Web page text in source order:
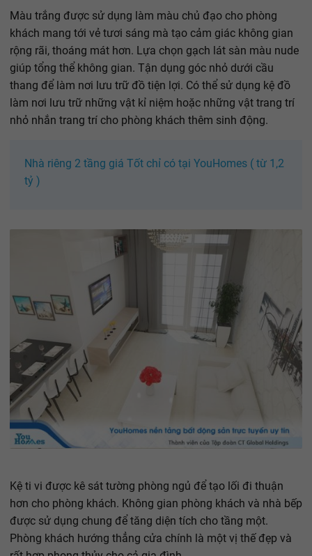
Màu trắng được sử dụng làm màu chủ đạo cho phòng
khách mang tới vẻ tươi sáng mà tạo cảm giác không gian
rộng rãi, thoáng mát hơn. Lựa chọn gạch lát sàn màu nude
giúp tổng thể không gian. Tận dụng góc nhỏ dưới cầu
thang để làm nơi lưu trữ đồ tiện lợi. Có thể sử dụng kệ đồ
làm nơi lưu trữ những vật kỉ niệm hoặc những vật trang trí
nhỏ nhắn trang trí cho phòng khách thêm sinh động.
Nhà riêng 2 tầng giá Tốt chỉ có tại YouHomes ( từ 1,2
tỷ )
Kệ ti vi được kê sát tường phòng ngủ để tạo lối đi thuận
hơn cho phòng khách. Không gian phòng khách và nhà bếp
được sử dụng chung để tăng diện tích cho tầng một.
Phòng khách hướng thẳng cửa chính là một vị thế đẹp và